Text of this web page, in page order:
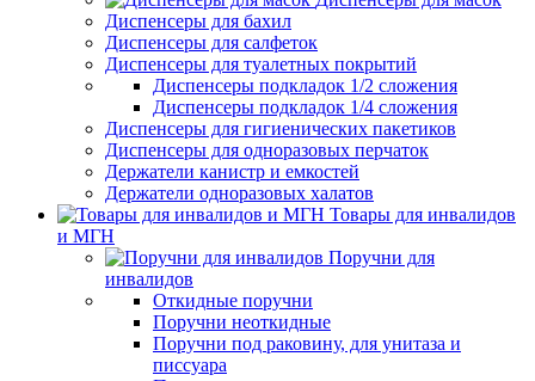
Диспенсеры для бахил
Диспенсеры для салфеток
Диспенсеры для туалетных покрытий
Диспенсеры подкладок 1/2 сложения
Диспенсеры подкладок 1/4 сложения
Диспенсеры для гигиенических пакетиков
Диспенсеры для одноразовых перчаток
Держатели канистр и емкостей
Держатели одноразовых халатов
Товары для инвалидов
и МГН
Поручни для
инвалидов
Откидные поручни
Поручни неоткидные
Поручни под раковину, для унитаза и
писсуара